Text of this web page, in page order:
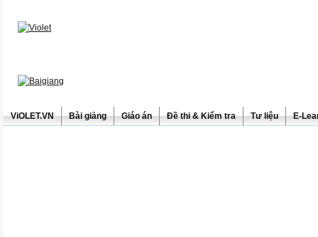
ViOLET.VN Bài giảng Giáo án Đề thi & Kiểm tra Tư liệu E-